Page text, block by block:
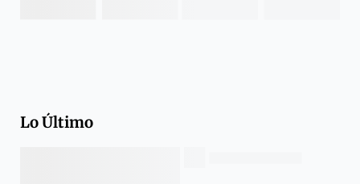
Lo Último